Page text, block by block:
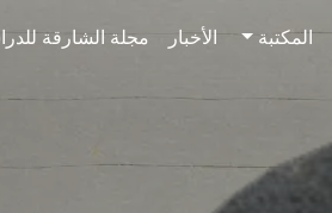
المكتبة الأخبار
مجلة الشارقة